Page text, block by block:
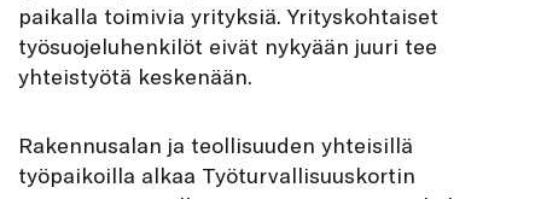
paikalla toimivia yrityksiä. Yrityskohtaiset
työsuojeluhenkilöt eivät nykyään juuri tee
yhteistyötä keskenään.
Rakennusalan ja teollisuuden yhteisillä
työpaikoilla alkaa Työturvallisuuskortin